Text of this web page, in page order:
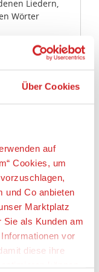
Über Cookies
auf
Cookies, um
und Co anbieten
Marktplatz
als Kunden am
vor
diese ihre
Liedern,
Wörter
die Knöpfe
drücken,
der Globus-
ausgewählt:
Italienisch oder
werden,
sich dem
an erste
Zahlen &
Fein- und
und
zwischen 6
von